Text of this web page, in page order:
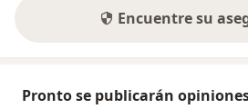
Encuentre su
Pronto se publicarán